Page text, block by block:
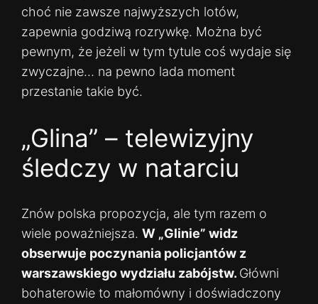
choć nie zawsze najwyższych lotów,
zapewnia godziwą rozrywkę. Można być
pewnym, że jeżeli w tym tytule coś wydaje się
zwyczajne… na pewno lada moment
przestanie takie być.
„Glina” – telewizyjny
śledczy w natarciu
Znów polska propozycja, ale tym razem o
wiele poważniejsza. W „Glinie” widz
obserwuje poczynania policjantów z
warszawskiego wydziału zabójstw. Główni
bohaterowie to małomówny i doświadczony